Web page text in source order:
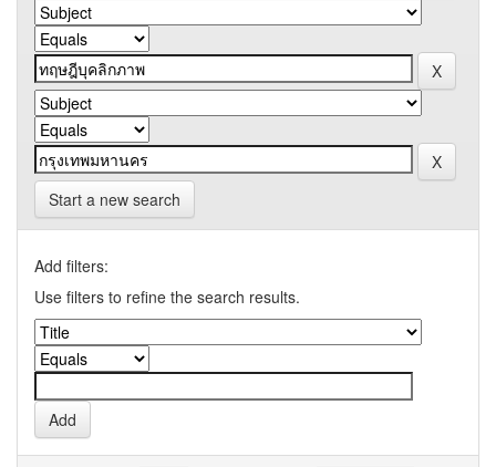
Start a new search
Add filters:
Use filters to refine the search results.